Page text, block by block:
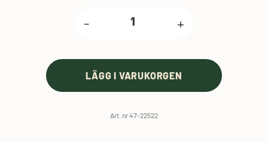
- +
LÄGG I VARUKORGEN
Art. nr 47-22522